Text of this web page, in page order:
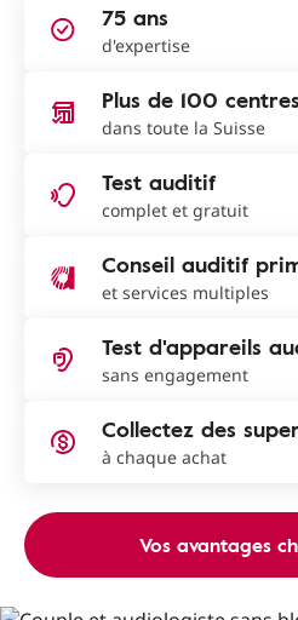
75 ans
d'expertise
Plus de 100
dans toute la Suisse
Test auditif
complet et gratuit
Conseil auditif
et services multiples
Test d'appareils
sans engagement
Collectez des
à chaque achat
Vos avantages